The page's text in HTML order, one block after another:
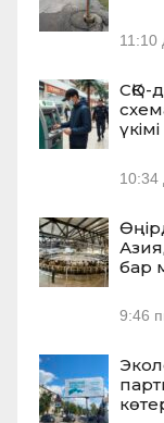
11:10
СҚО-
10:34
бар
9:46